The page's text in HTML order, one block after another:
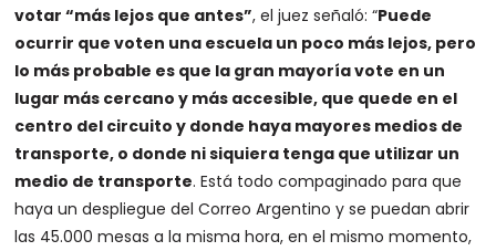
votar “más lejos que antes”, el juez señaló: “Puede
ocurrir que voten una escuela un poco más lejos, pero
lo más probable es que la gran mayoría vote en un
lugar más cercano y más accesible, que quede en el
centro del circuito y donde haya mayores medios de
transporte, o donde ni siquiera tenga que utilizar un
medio de transporte. Está todo compaginado para que
haya un despliegue del Correo Argentino y se puedan abrir
las 45.000 mesas a la misma hora, en el mismo momento,